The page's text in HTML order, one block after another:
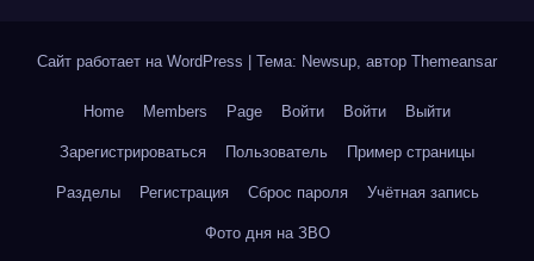
Сайт работает на WordPress | Тема: Newsup, автор Themeansar
Home Members Page Войти Войти Выйти
Зарегистрироваться Пользователь Пример страницы
Разделы Регистрация Сброс пароля Учётная запись
Фото дня на ЗВО